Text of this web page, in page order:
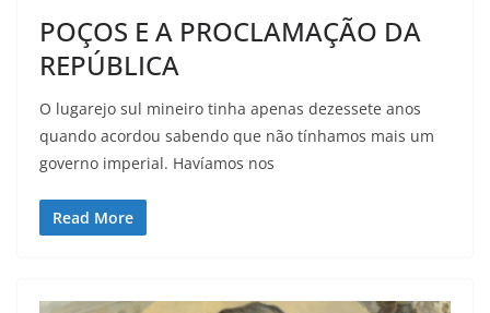
POÇOS E A PROCLAMAÇÃO DA
REPÚBLICA
O lugarejo sul mineiro tinha apenas dezessete anos
quando acordou sabendo que não tínhamos mais um
governo imperial. Havíamos nos
Read More